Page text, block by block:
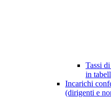
Tassi
in
Incarichi
(dirigenti e